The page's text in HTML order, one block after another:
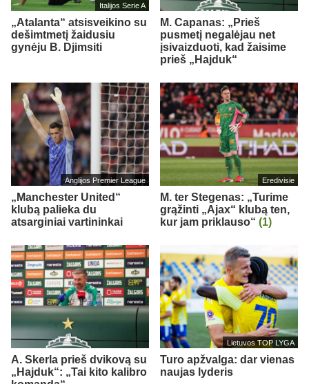
Italijos Serie A
„Atalanta“ atsisveikino su
dešimtmetį žaidusiu
gynėju B. Djimsiti
M. Capanas: „Prieš
pusmetį negalėjau net
įsivaizduoti, kad žaisime
prieš „Hajduk“
Anglijos Premier League
„Manchester United“
klubą palieka du
atsarginiai vartininkai
Eredivisie
M. ter Stegenas: „Turime
grąžinti „Ajax“ klubą ten,
kur jam priklauso“ (1)
A. Skerla prieš dvikovą su
„Hajduk“: „Tai kito kalibro
Lietuvos TOP LYGA
Turo apžvalga: dar vienas
naujas lyderis